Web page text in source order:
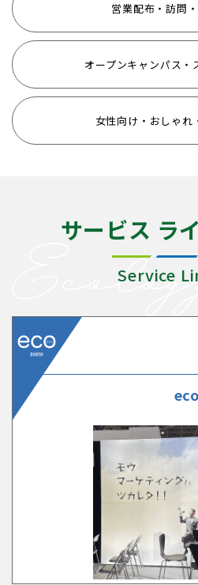
営業配布・訪問
オープンキャンパス・
女性向け・おしゃれ
サービス ラ
Service